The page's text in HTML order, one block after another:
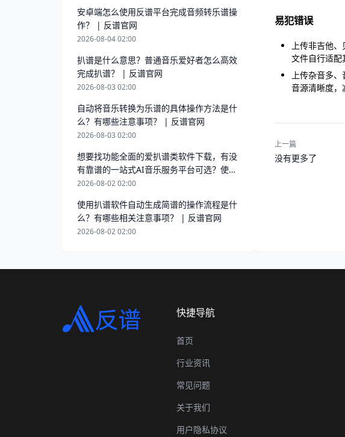
安卓端怎么使用反谱平台完成音频转乐谱操
作？ | 反谱官网
2026-08-04 02:00
扒谱是什么意思？普通音乐爱好者怎么高效
完成扒谱？ | 反谱官网
2026-08-03 02:00
自动将音乐转换为乐谱的具体操作方法是什
么？有哪些注意事项？ | 反谱官网
2026-08-03 02:00
想要找功能全面的爱扒谱类软件下载，有没
有靠谱的一站式AI音乐服务平台可选？使用
时有哪些注意事项？ | 反谱官网
2026-08-02 02:00
使用扒谱软件自动生成简谱的操作流程是什
么？有哪些相关注意事项？ | 反谱官网
2026-08-02 02:00
易犯错误
上传非吉他
文件自行适配
上传杂音多
音源清晰度，
上一篇
没有更多了
快捷导航
首页
行业资讯
常见问题
关于我们
用户隐私协议